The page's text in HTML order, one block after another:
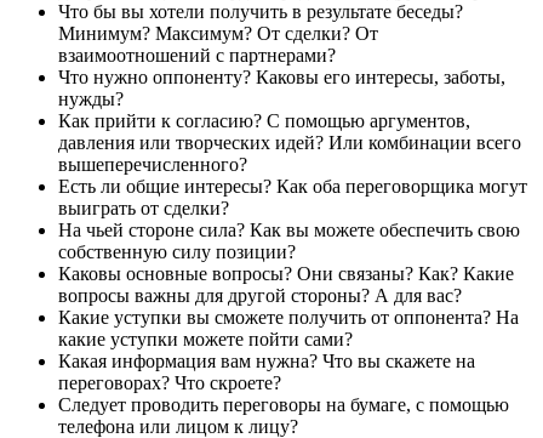
Что бы вы хотели получить в результате беседы?
Минимум? Максимум? От сделки? От
взаимоотношений с партнерами?
Что нужно оппоненту? Каковы его интересы, заботы,
нужды?
Как прийти к согласию? С помощью аргументов,
давления или творческих идей? Или комбинации всего
вышеперечисленного?
Есть ли общие интересы? Как оба переговорщика могут
выиграть от сделки?
На чьей стороне сила? Как вы можете обеспечить свою
собственную силу позиции?
Каковы основные вопросы? Они связаны? Как? Какие
вопросы важны для другой стороны? А для вас?
Какие уступки вы сможете получить от оппонента? На
какие уступки можете пойти сами?
Какая информация вам нужна? Что вы скажете на
переговорах? Что скроете?
Следует проводить переговоры на бумаге, с помощью
телефона или лицом к лицу?